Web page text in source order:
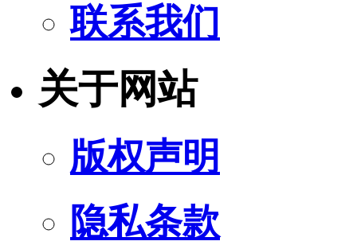
联系我们
关于网站
版权声明
隐私条款